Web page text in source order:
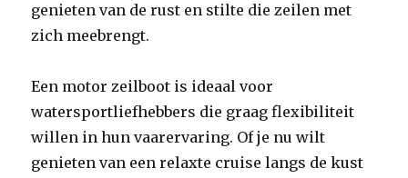
genieten van de rust en stilte die zeilen met
zich meebrengt.
Een motor zeilboot is ideaal voor
watersportliefhebbers die graag flexibiliteit
willen in hun vaarervaring. Of je nu wilt
genieten van een relaxte cruise langs de kust